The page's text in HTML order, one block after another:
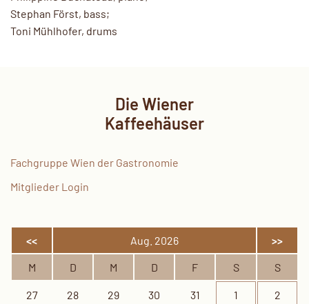
Stephan Först, bass;
Toni Mühlhofer, drums
Die Wiener
Kaffeehäuser
Fachgruppe Wien der Gastronomie
Mitglieder Login
<< Aug. 2026 >>
M D M D F S S
27 28 29 30 31 1 2